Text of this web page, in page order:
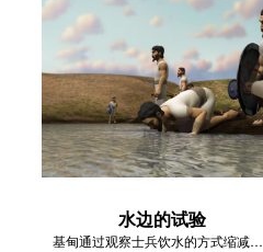
水边的试验
基甸通过观察士兵饮水的方式缩减军队的人数。